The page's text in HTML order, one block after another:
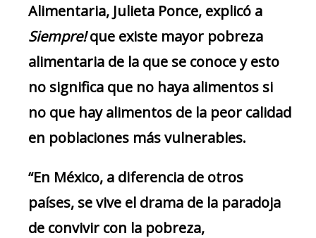
Alimentaria, Julieta Ponce, explicó a
Siempre!que existe mayor pobreza
alimentaria de la que se conoce y esto
no significa que no haya alimentos si
no que hay alimentos de la peor calidad
en poblaciones más vulnerables.
“En México, a diferencia de otros
países, se vive el drama de la paradoja
de convivir con la pobreza,